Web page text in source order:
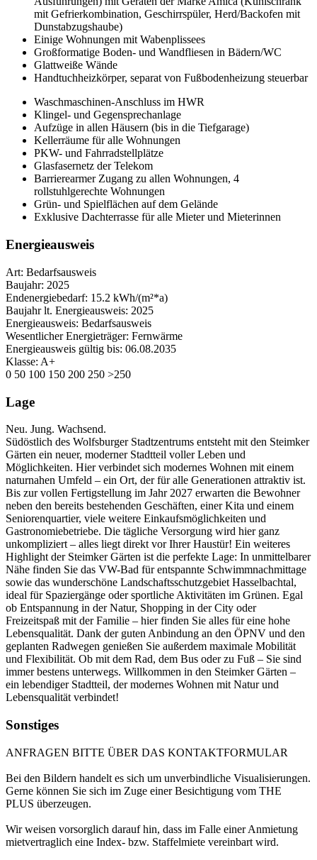
mit Gefrierkombination, Geschirrspüler, Herd/Backofen mit
Dunstabzugshaube)
Einige Wohnungen mit Wabenplissees
Großformatige Boden- und Wandfliesen in Bädern/WC
Glattweiße Wände
Handtuchheizkörper, separat von Fußbodenheizung steuerbar
Waschmaschinen-Anschluss im HWR
Klingel- und Gegensprechanlage
Aufzüge in allen Häusern (bis in die Tiefgarage)
Kellerräume für alle Wohnungen
PKW- und Fahrradstellplätze
Glasfasernetz der Telekom
Barrierearmer Zugang zu allen Wohnungen, 4
rollstuhlgerechte Wohnungen
Grün- und Spielflächen auf dem Gelände
Exklusive Dachterrasse für alle Mieter und Mieterinnen
Energieausweis
Art: Bedarfsausweis
Baujahr: 2025
Endenergiebedarf: 15.2 kWh/(m²*a)
Baujahr lt. Energieausweis: 2025
Energieausweis: Bedarfsausweis
Wesentlicher Energieträger: Fernwärme
Energieausweis gültig bis: 06.08.2035
Klasse: A+
0 50 100 150 200 250 >250
Lage
Neu. Jung. Wachsend.
Südöstlich des Wolfsburger Stadtzentrums entsteht mit den Steimker
Gärten ein neuer, moderner Stadtteil voller Leben und
Möglichkeiten. Hier verbindet sich modernes Wohnen mit einem
naturnahen Umfeld – ein Ort, der für alle Generationen attraktiv ist.
Bis zur vollen Fertigstellung im Jahr 2027 erwarten die Bewohner
neben den bereits bestehenden Geschäften, einer Kita und einem
Seniorenquartier, viele weitere Einkaufsmöglichkeiten und
Gastronomiebetriebe. Die tägliche Versorgung wird hier ganz
unkompliziert – alles liegt direkt vor Ihrer Haustür! Ein weiteres
Highlight der Steimker Gärten ist die perfekte Lage: In unmittelbarer
Nähe finden Sie das VW-Bad für entspannte Schwimmnachmittage
sowie das wunderschöne Landschaftsschutzgebiet Hasselbachtal,
ideal für Spaziergänge oder sportliche Aktivitäten im Grünen. Egal
ob Entspannung in der Natur, Shopping in der City oder
Freizeitspaß mit der Familie – hier finden Sie alles für eine hohe
Lebensqualität. Dank der guten Anbindung an den ÖPNV und den
geplanten Radwegen genießen Sie außerdem maximale Mobilität
und Flexibilität. Ob mit dem Rad, dem Bus oder zu Fuß – Sie sind
immer bestens unterwegs. Willkommen in den Steimker Gärten –
ein lebendiger Stadtteil, der modernes Wohnen mit Natur und
Lebensqualität verbindet!
Sonstiges
ANFRAGEN BITTE ÜBER DAS KONTAKTFORMULAR
Bei den Bildern handelt es sich um unverbindliche Visualisierungen.
Gerne können Sie sich im Zuge einer Besichtigung vom THE
PLUS überzeugen.
Wir weisen vorsorglich darauf hin, dass im Falle einer Anmietung
mietvertraglich eine Index- bzw. Staffelmiete vereinbart wird.